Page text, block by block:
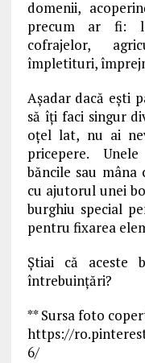
domenii,
precum ar fi:
cofrajelor,
împletituri,
Așadar dacă ești
să îți faci singur
oțel lat, nu ai
pricepere.
băncile sau
cu ajutorul unei
burghiu special
pentru fixarea
Știai că aceste
întrebuințări?
** Sursa foto
https://
6/